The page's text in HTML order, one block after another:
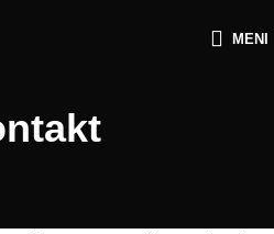
MENI
preko